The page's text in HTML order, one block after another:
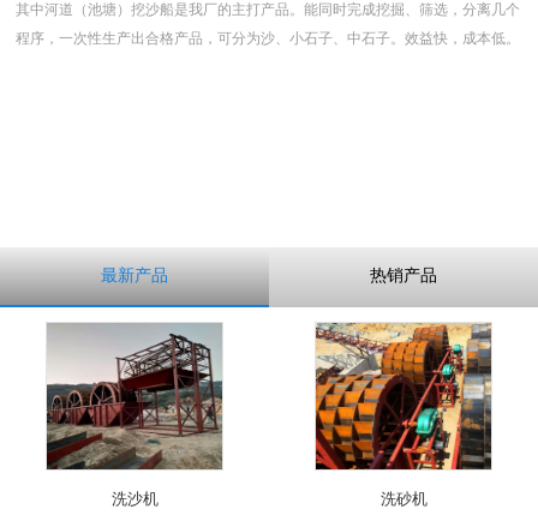
其中河道（池塘）挖沙船是我厂的主打产品。能同时完成挖掘、筛选，分离几个
程序，一次性生产出合格产品，可分为沙、小石子、中石子。效益快，成本低。
最新产品 热销产品
洗沙机 洗砂机